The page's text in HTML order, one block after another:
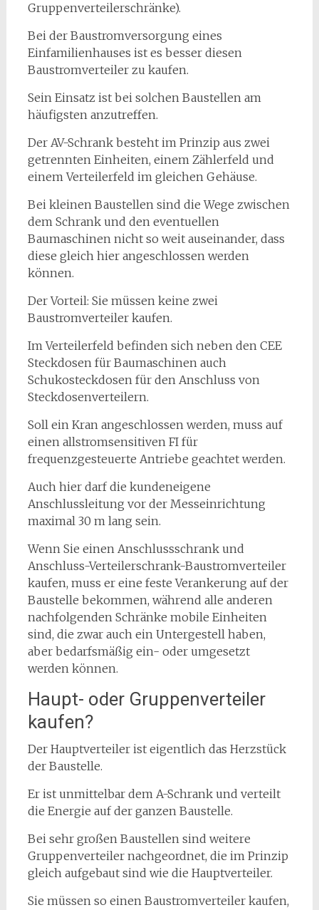
Gruppenverteilerschränke).
Bei der Baustromversorgung eines
Einfamilienhauses ist es besser diesen
Baustromverteiler zu kaufen.
Sein Einsatz ist bei solchen Baustellen am
häufigsten anzutreffen.
Der AV-Schrank besteht im Prinzip aus zwei
getrennten Einheiten, einem Zählerfeld und
einem Verteilerfeld im gleichen Gehäuse.
Bei kleinen Baustellen sind die Wege zwischen
dem Schrank und den eventuellen
Baumaschinen nicht so weit auseinander, dass
diese gleich hier angeschlossen werden
können.
Der Vorteil: Sie müssen keine zwei
Baustromverteiler kaufen.
Im Verteilerfeld befinden sich neben den CEE
Steckdosen für Baumaschinen auch
Schukosteckdosen für den Anschluss von
Steckdosenverteilern.
Soll ein Kran angeschlossen werden, muss auf
einen allstromsensitiven FI für
frequenzgesteuerte Antriebe geachtet werden.
Auch hier darf die kundeneigene
Anschlussleitung vor der Messeinrichtung
maximal 30 m lang sein.
Wenn Sie einen Anschlussschrank und
Anschluss-Verteilerschrank-Baustromverteiler
kaufen, muss er eine feste Verankerung auf der
Baustelle bekommen, während alle anderen
nachfolgenden Schränke mobile Einheiten
sind, die zwar auch ein Untergestell haben,
aber bedarfsmäßig ein- oder umgesetzt
werden können.
Haupt- oder Gruppenverteiler
kaufen?
Der Hauptverteiler ist eigentlich das Herzstück
der Baustelle.
Er ist unmittelbar dem A-Schrank und verteilt
die Energie auf der ganzen Baustelle.
Bei sehr großen Baustellen sind weitere
Gruppenverteiler nachgeordnet, die im Prinzip
gleich aufgebaut sind wie die Hauptverteiler.
Sie müssen so einen Baustromverteiler kaufen,